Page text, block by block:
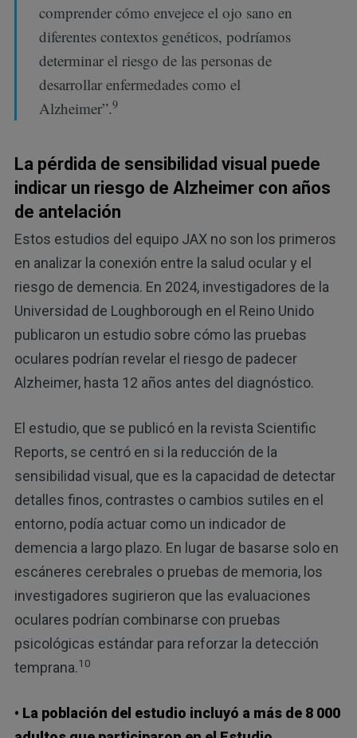
comprender cómo envejece el ojo sano en
diferentes contextos genéticos, podríamos
determinar el riesgo de las personas de
desarrollar enfermedades como el
Alzheimer”.9
La pérdida de sensibilidad visual puede
indicar un riesgo de Alzheimer con años
de antelación
Estos estudios del equipo JAX no son los primeros
en analizar la conexión entre la salud ocular y el
riesgo de demencia. En 2024, investigadores de la
Universidad de Loughborough en el Reino Unido
publicaron un estudio sobre cómo las pruebas
oculares podrían revelar el riesgo de padecer
Alzheimer, hasta 12 años antes del diagnóstico.
El estudio, que se publicó en la revista Scientific
Reports, se centró en si la reducción de la
sensibilidad visual, que es la capacidad de detectar
detalles finos, contrastes o cambios sutiles en el
entorno, podía actuar como un indicador de
demencia a largo plazo. En lugar de basarse solo en
escáneres cerebrales o pruebas de memoria, los
investigadores sugirieron que las evaluaciones
oculares podrían combinarse con pruebas
psicológicas estándar para reforzar la detección
temprana.10
• La población del estudio incluyó a más de 8 000